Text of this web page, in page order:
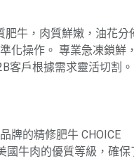
肥牛，肉質鮮嫩，油花
化操作。 專業急凍鎖鮮
客戶根據需求靈活切割。
牌的精修肥牛 CHOICE
國牛肉的優質等級，確